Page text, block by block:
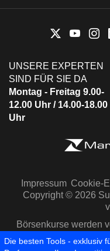
UNSERE EXPERTEN
SIND FÜR SIE DA
Montag - Freitag 9.00-
12.00 Uhr / 14.00-18.00
Uhr
Impressum Cookie-
Copyright © 2026
Börsenkurse werden
Capital IQ
Die besten Tools - exklusiv